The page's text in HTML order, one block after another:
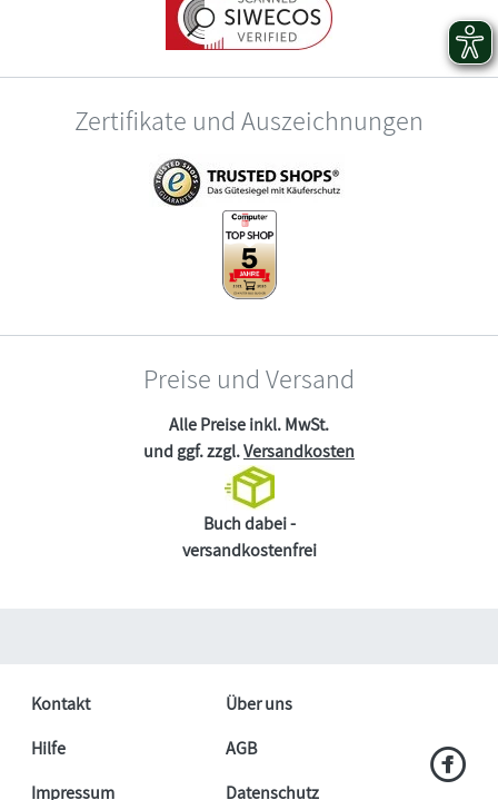
Zertifikate und Auszeichnungen
Preise und Versand
Alle Preise inkl. MwSt.
und ggf. zzgl.Versandkosten
Buch dabei -
versandkostenfrei
Kontakt
Über uns
Hilfe
AGB
Impressum
Datenschutz